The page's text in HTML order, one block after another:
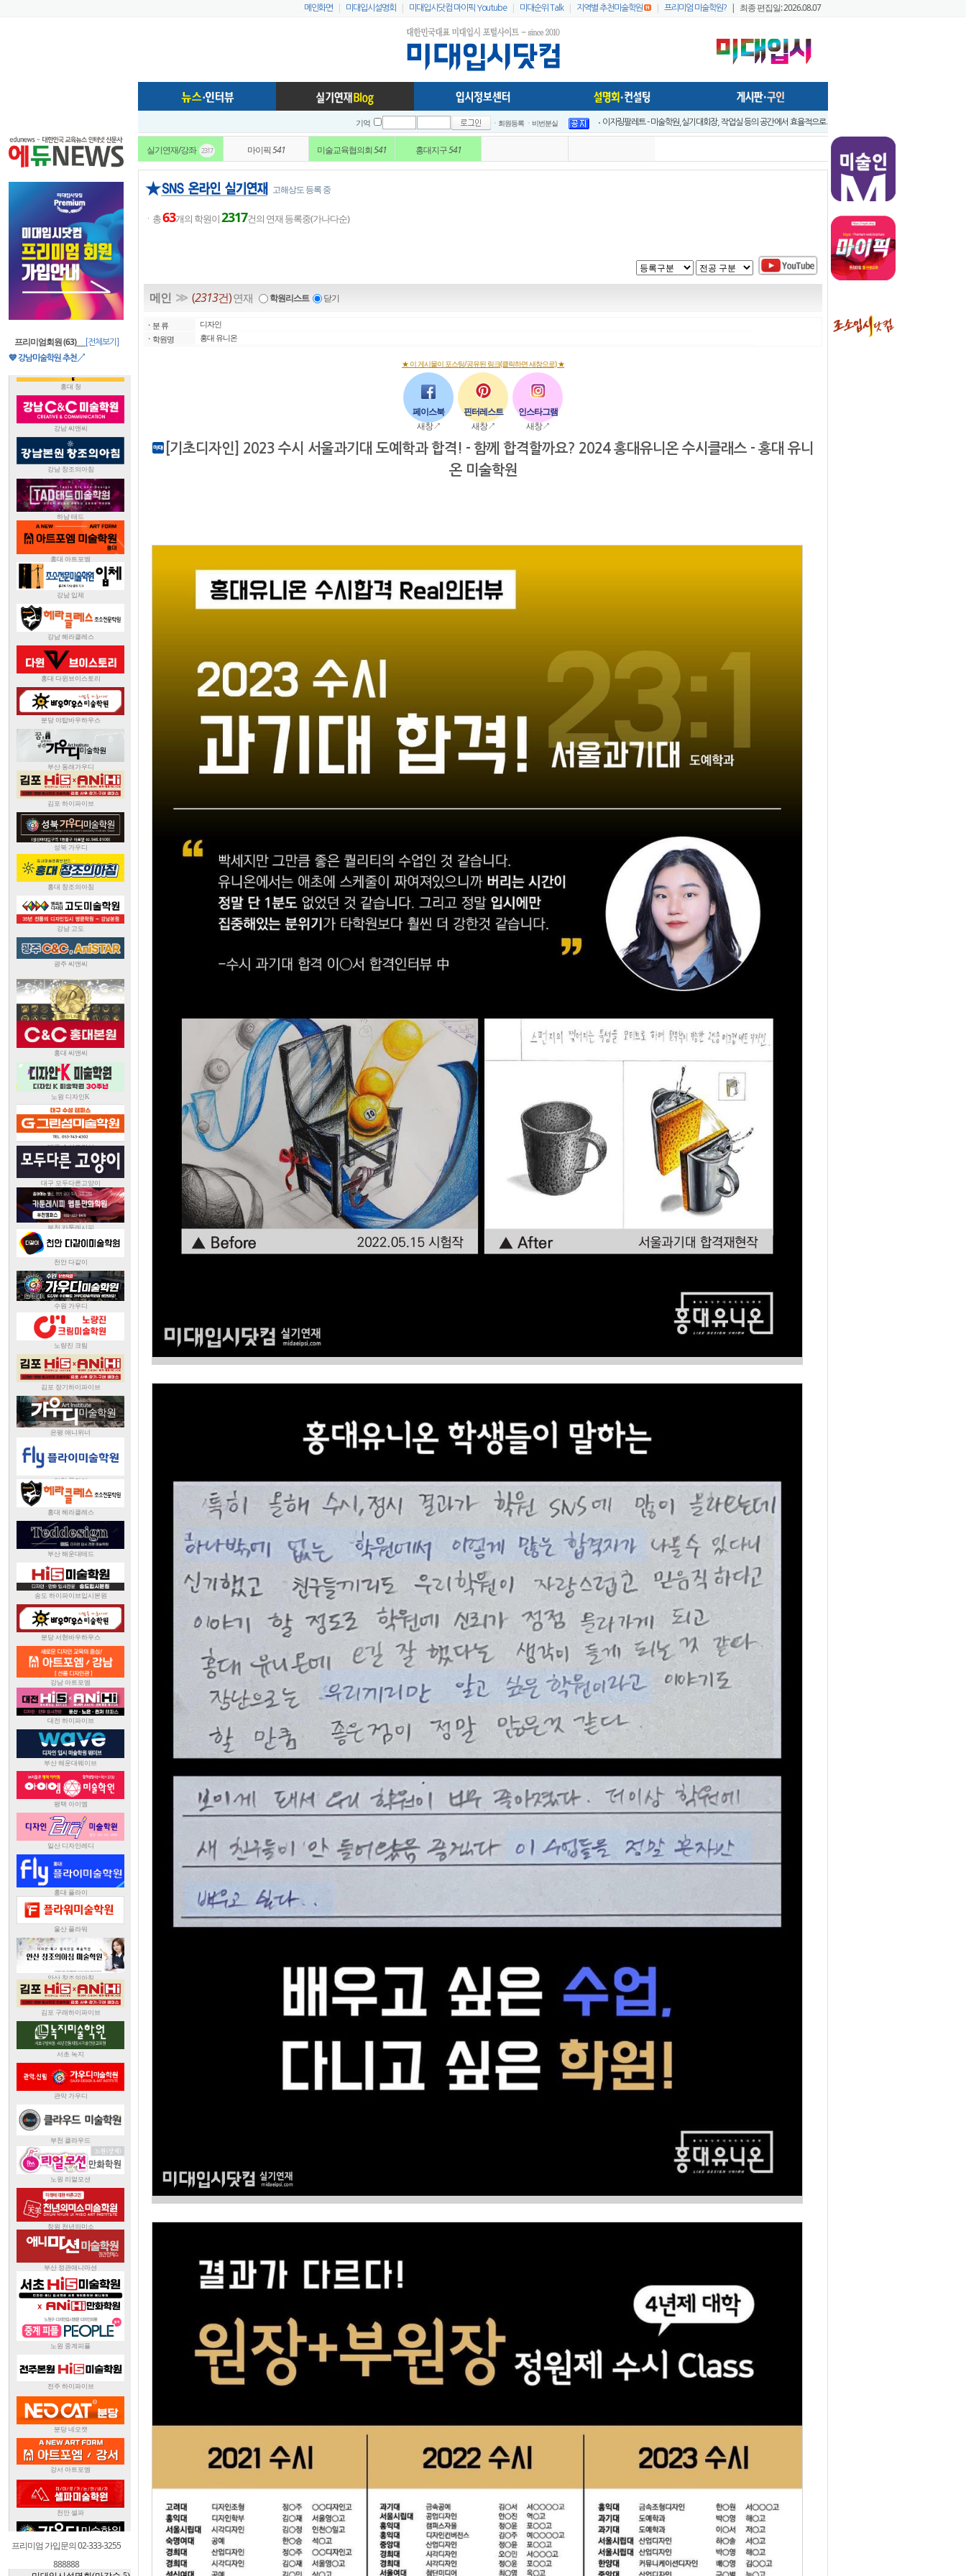
프리미엄회원 (63)___
[전체보기]
💙 강남미술학원 추천↗
프리미엄 가입문의 02-333-3255
888888
메인화면 | 미대입시설명회 | 미대입시닷컴 마이픽 Youtube | 미대순위 Talk | 지역별 추천미술학원 | 프리미엄 미술학원? | 최종 편집일: 2026.08.07
기억 ㆍ회원등록 ㆍ비번분실
2021 홍대앞 입시미술 실기대전 A+ 우수작 발표 - 홍대지구 입시미술학원연합회
2021 홍대앞 입시미술 실기대전 입시반 예비반 주제발표 - 홍대지구 입시미술학원연합..
2021 전국입시미술 실기대전 - 전국 연합시험 교수평가 현장 짧은 영상 보기 - 순차적..
2021 전국입시미술실기대전 [입시반, 예비반 주제 발표] -전국연합시험 미술교육협의회..
이지링팔레트 - 미술학원,실기대회장, 작업실 등의 공간에서 효율적으로 사용가능하게..
실기연재/강좌 2317 마이픽541 미술교육협의회541 홍대지구541
고해상도 등록 중
ㆍ총63개의 학원이2317건의 연재 등록중(가나다순)
메인 ≫ (2313건)연재 학원리스트 닫기
ㆍ 분 류
디자인
ㆍ 학원명 홍대 유니온
★ 이 게시물이 포스팅/공유된 링크(클릭하면 새창으로) ★
페이스북
새창↗
핀터레스트
새창↗
인스타그램
새창↗
[기초디자인] 2023 수시 서울과기대 도예학과 합격! - 함께 합격할까요? 2024 홍대유니온 수시클래스 - 홍대 유니
온 미술학원